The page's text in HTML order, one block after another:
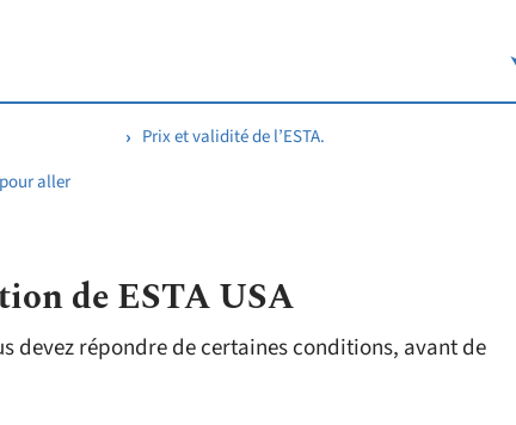
aller
Prix et validité de l’ESTA.
de ESTA USA
devez répondre de certaines conditions, avant de